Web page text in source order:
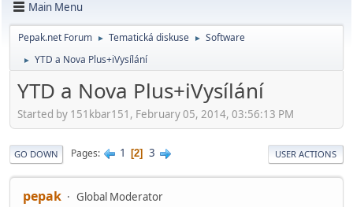
Main Menu
Pepak.net Forum ► Tematická diskuse ► Software
► YTD a Nova Plus+iVysílání
YTD a Nova Plus+iVysílání
Started by 151kbar151, February 05, 2014, 03:56:13 PM
GO DOWN Pages 1 2 3 USER ACTIONS
pepak
Global Moderator